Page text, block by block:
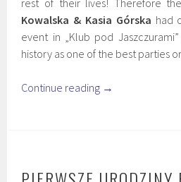
rest of their lives! Therefore
Kowalska & Kasia Górska had
event in „Klub pod
history as one of the best parties
Continue reading →